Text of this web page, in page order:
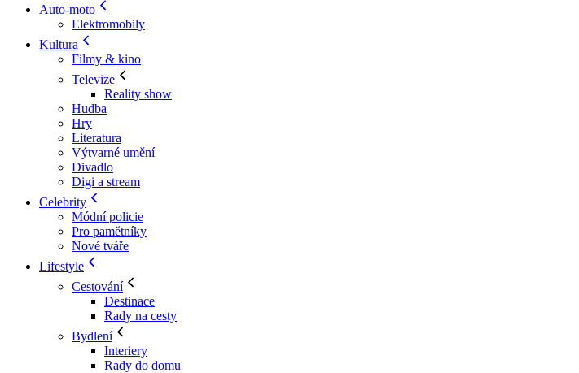
Auto-moto
Elektromobily
Kultura
Filmy & kino
Televize
Reality show
Hudba
Hry
Literatura
Výtvarné umění
Divadlo
Digi a stream
Celebrity
Módní policie
Pro pamětníky
Nové tváře
Lifestyle
Cestování
Destinace
Rady na cesty
Bydlení
Interiery
Rady do domu